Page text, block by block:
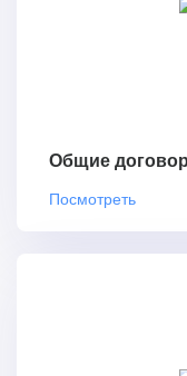
Общие
Посмотреть